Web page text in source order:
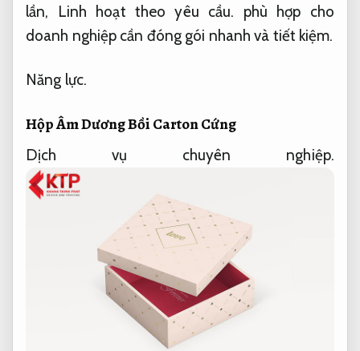
lần,
Linh hoạt theo yêu cầu. phù hợp cho
doanh nghiệp cần đóng gói nhanh và tiết kiệm.
Năng lực.
Hộp Âm Dương Bồi Carton Cứng
Dịch vụ chuyên nghiệp.